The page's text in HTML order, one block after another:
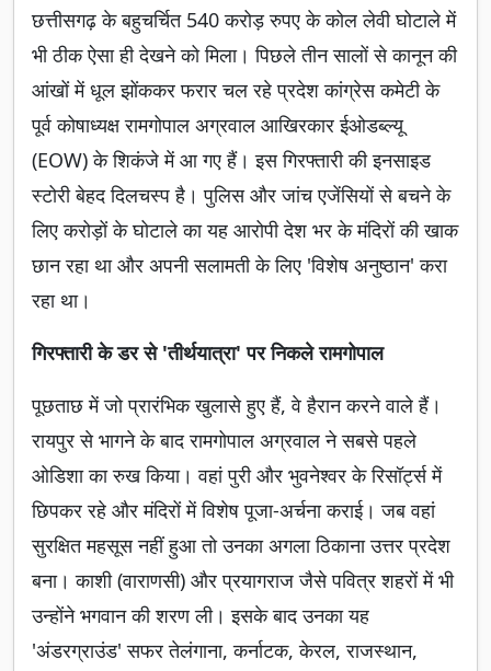
छत्तीसगढ़ के बहुचर्चित 540 करोड़ रुपए के कोल लेवी घोटाले में
भी ठीक ऐसा ही देखने को मिला। पिछले तीन सालों से कानून की
आंखों में धूल झोंककर फरार चल रहे प्रदेश कांग्रेस कमेटी के
पूर्व कोषाध्यक्ष रामगोपाल अग्रवाल आखिरकार ईओडब्ल्यू
(EOW) के शिकंजे में आ गए हैं। इस गिरफ्तारी की इनसाइड
स्टोरी बेहद दिलचस्प है। पुलिस और जांच एजेंसियों से बचने के
लिए करोड़ों के घोटाले का यह आरोपी देश भर के मंदिरों की खाक
छान रहा था और अपनी सलामती के लिए 'विशेष अनुष्ठान' करा
रहा था।
गिरफ्तारी के डर से 'तीर्थयात्रा' पर निकले रामगोपाल
पूछताछ में जो प्रारंभिक खुलासे हुए हैं, वे हैरान करने वाले हैं।
रायपुर से भागने के बाद रामगोपाल अग्रवाल ने सबसे पहले
ओडिशा का रुख किया। वहां पुरी और भुवनेश्वर के रिसॉर्ट्स में
छिपकर रहे और मंदिरों में विशेष पूजा-अर्चना कराई। जब वहां
सुरक्षित महसूस नहीं हुआ तो उनका अगला ठिकाना उत्तर प्रदेश
बना। काशी (वाराणसी) और प्रयागराज जैसे पवित्र शहरों में भी
उन्होंने भगवान की शरण ली। इसके बाद उनका यह
'अंडरग्राउंड' सफर तेलंगाना, कर्नाटक, केरल, राजस्थान,